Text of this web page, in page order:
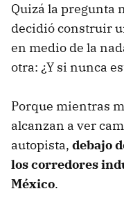
Quizá la pregunta
decidió construir
en medio de la
otra: ¿Y si nunca
Porque mientras
alcanzan a ver
autopista, debajo
los corredores
México.